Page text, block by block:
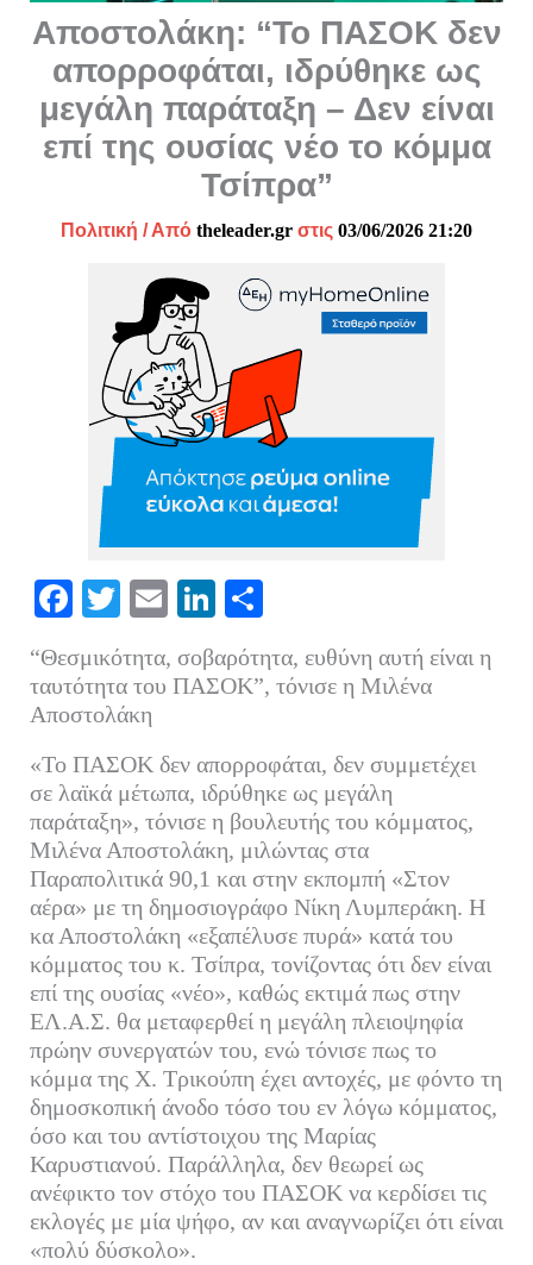
Αποστολάκη: “Το ΠΑΣΟΚ δεν
απορροφάται, ιδρύθηκε ως
μεγάλη παράταξη – Δεν είναι
επί της ουσίας νέο το κόμμα
Τσίπρα”
Πολιτική / Από theleader.gr στις 03/06/2026 21:20
Fa
bo
ok
T
tte
r
E
ail
Li
nk
ed ρ
στ
εί
τε
“Θεσμικότητα, σοβαρότητα, ευθύνη αυτή είναι η
ταυτότητα του ΠΑΣΟΚ”, τόνισε η Μιλένα
Αποστολάκη
«Το ΠΑΣΟΚ δεν απορροφάται, δεν συμμετέχει
σε λαϊκά μέτωπα, ιδρύθηκε ως μεγάλη
παράταξη», τόνισε η βουλευτής του κόμματος,
Μιλένα Αποστολάκη, μιλώντας στα
Παραπολιτικά 90,1 και στην εκπομπή «Στον
αέρα» με τη δημοσιογράφο Νίκη Λυμπεράκη. Η
κα Αποστολάκη «εξαπέλυσε πυρά» κατά του
κόμματος του κ. Τσίπρα, τονίζοντας ότι δεν είναι
επί της ουσίας «νέο», καθώς εκτιμά πως στην
ΕΛ.Α.Σ. θα μεταφερθεί η μεγάλη πλειοψηφία
πρώην συνεργατών του, ενώ τόνισε πως το
κόμμα της Χ. Τρικούπη έχει αντοχές, με φόντο τη
δημοσκοπική άνοδο τόσο του εν λόγω κόμματος,
όσο και του αντίστοιχου της Μαρίας
Καρυστιανού. Παράλληλα, δεν θεωρεί ως
ανέφικτο τον στόχο του ΠΑΣΟΚ να κερδίσει τις
εκλογές με μία ψήφο, αν και αναγνωρίζει ότι είναι
«πολύ δύσκολο».